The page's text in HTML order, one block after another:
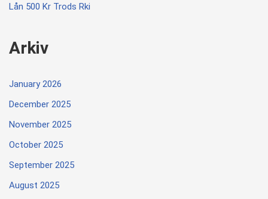
Lån 500 Kr Trods Rki
Arkiv
January 2026
December 2025
November 2025
October 2025
September 2025
August 2025